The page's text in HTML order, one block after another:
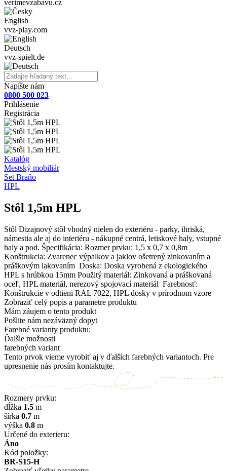
verimevzabavu.cz
English
vvz-play.com
Deutsch
vvz-spielt.de
Napíšte nám
0800 500 023
Prihlásenie
Registrácia
Katalóg
Mestský mobiliár
Set Braňo
HPL
Stôl 1,5m HPL
Stôl Dizajnový stôl vhodný nielen do exteriéru - parky, ihriská,
námestia ale aj do interiéru - nákupné centrá, letiskové haly, vstupné
haly a pod. Špecifikácia: Rozmer prvku: 1,5 x 0,7 x 0,8m
Konštrukcia: Zvarenec výpalkov a jaklov ošetrený zinkovaním a
práškovým lakovaním Doska: Doska vyrobená z ekologického
HPL s hrúbkou 15mm Použitý materiál: Zinkovaná a práškovaná
oceľ, HPL materiál, nerezový spojovací materiál Farebnosť:
Konštrukcie v odtieni RAL 7022, HPL dosky v prírodnom vzore
Zobraziť celý popis a parametre produktu
Mám záujem o tento produkt
Pošlite nám nezáväzný dopyt
Farebné varianty produktu:
Ďalšie možnosti
farebných variant
Tento prvok vieme vyrobiť aj v ďalších farebných variantoch. Pre
upresnenie nás prosím kontaktujte.
Rozmery prvku:
dĺžka 1.5 m
šírka 0.7 m
výška 0.8 m
Určené do exterieru:
Áno
Kód položky:
BR-S15-H